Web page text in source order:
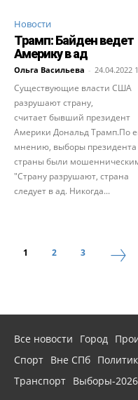
Новости
Трамп: Байден ведет
Америку в ад
Ольга Васильева - 24.04.2022
Существующие власти США
разрушают страну,
считает бывший президент
Америки Дональд Трамп.По
мнению, выборы президента
страны были
"Страну разрушают, страна
следует в ад. Никогда...
1 2 3
Все новости Город
Спорт Вне СПб
Транспорт Выборы-2026